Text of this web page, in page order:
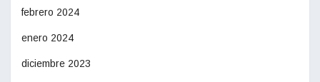
febrero 2024
enero 2024
diciembre 2023